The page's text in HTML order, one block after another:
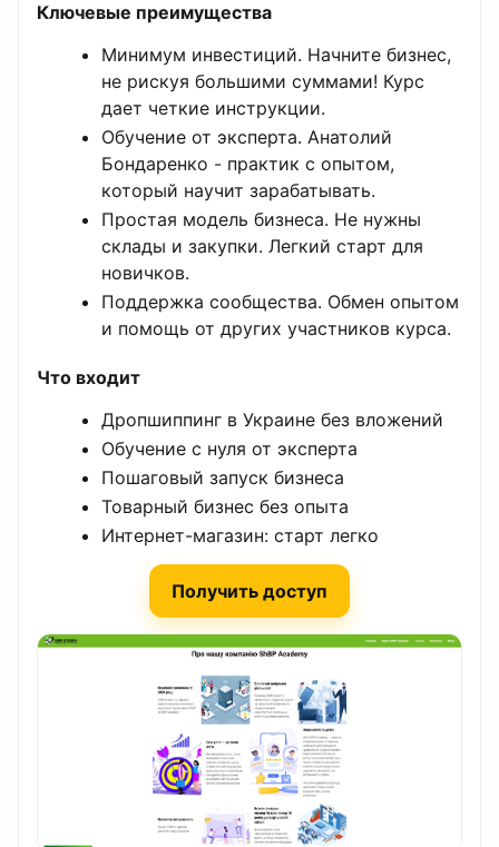
Ключевые преимущества
Минимум инвестиций. Начните бизнес,
не рискуя большими суммами! Курс
дает четкие инструкции.
Обучение от эксперта. Анатолий
Бондаренко - практик с опытом,
который научит зарабатывать.
Простая модель бизнеса. Не нужны
склады и закупки. Легкий старт для
новичков.
Поддержка сообщества. Обмен опытом
и помощь от других участников курса.
Что входит
Дропшиппинг в Украине без вложений
Обучение с нуля от эксперта
Пошаговый запуск бизнеса
Товарный бизнес без опыта
Интернет-магазин: старт легко
Получить доступ